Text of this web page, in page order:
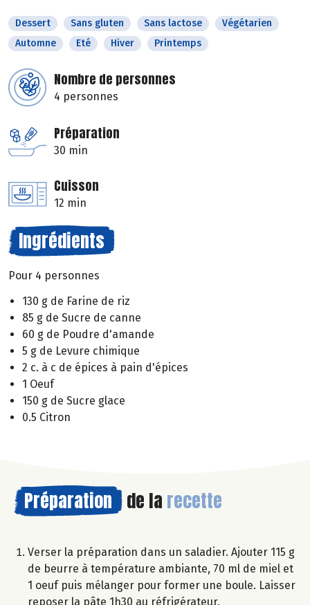
Dessert Sans gluten Sans lactose
Végétarien
Automne
Eté Hiver Printemps
Nombre de personnes
4 personnes
Préparation
30 min
Cuisson
12 min
Ingrédients
Pour 4 personnes
130 g de Farine de riz
85 g de Sucre de canne
60 g de Poudre d'amande
5 g de Levure chimique
2 c. à c de épices à pain d'épices
1 Oeuf
150 g de Sucre glace
0.5 Citron
Préparation de la recette
Verser la préparation dans un saladier. Ajouter 115 g
de beurre à température ambiante, 70 ml de miel et
1 oeuf puis mélanger pour former une boule. Laisser
reposer la pâte 1h30 au réfrigérateur.